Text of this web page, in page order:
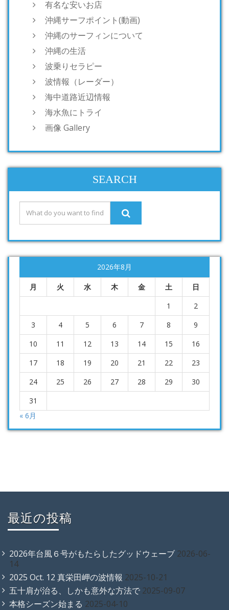
有名な安いお店
沖縄サーフポイント(動画)
沖縄のサーフィンについて
沖縄の生活
波乗りセラピー
波情報（レーダー）
海中道路近辺情報
海水魚にトライ
画像 Gallery
SEARCH
2026年8月
月 火 水 木 金 土
日
1
2
3
4 5 6 7 8
9
10
11 12 13 14 15
16
17
18 19 20 21 22
23
24
25 26 27 28 29
30
31
« 6月
最近の投稿
2026年台風６号がもたらしたグッドウェーブ 2026-06-
14
2025 Oct. 12 真栄田岬の波情報 2025-10-21
五十肩が治る、しかも意外な方法で 2025-09-07
本格シーズン始まる 2025-04-10